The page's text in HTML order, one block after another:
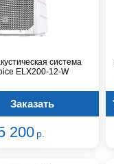
система
ELX200-12-W
Заказать
200 р.